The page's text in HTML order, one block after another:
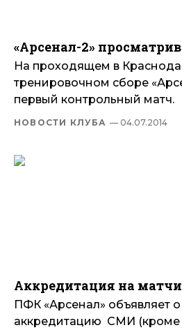
«Арсенал-2»
На проходящем в
тренировочном сборе
первый контрольный матч.
НОВОСТИ КЛУБА — 04.07.2014
Аккредитация на матчи
ПФК «Арсенал» объявляет
аккредитацию СМИ (кроме